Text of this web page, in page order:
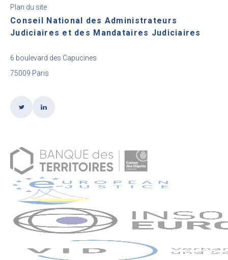
Plan du site
Conseil National des Administrateurs
Judiciaires et des Mandataires Judiciaires
6 boulevard des Capucines
75009 Paris